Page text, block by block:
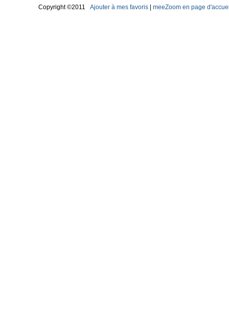
Copyright ©2011 Ajouter à mes favoris meeZoom en page